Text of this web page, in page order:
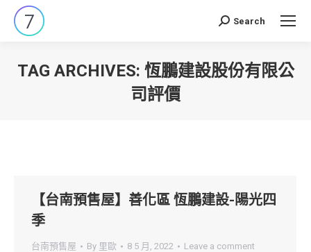
Search:
Search
TAG ARCHIVES: 恆鵬建設股份有限公
司評價
【台南預售屋】善化區 恆鵬建設-陽光四
季
台南預售屋 By 里歐 8 5 月, 2022 Leave a comment